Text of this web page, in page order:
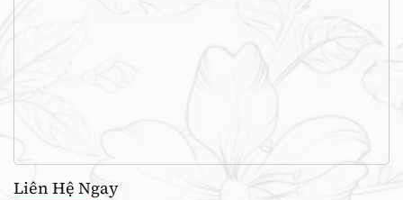
Liên Hệ Ngay